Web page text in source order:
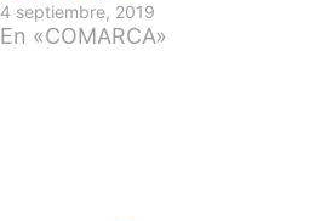
4 septiembre, 2019
En «COMARCA»